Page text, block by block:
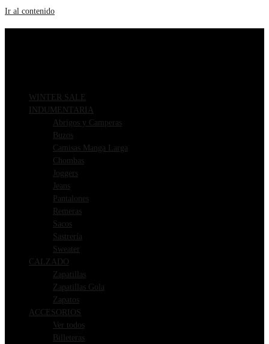
Ir al contenido
WINTER SALE
INDUMENTARIA
Abrigos y Camperas
Buzos
Camisas Manga Larga
Chombas
Joggers
Jeans
Pantalones
Remeras
Sacos
Sastrería
Sweater
CALZADO
Zapatillas
Zapatillas Gola
Zapatos
ACCESORIOS
Ver todos
Billeteras